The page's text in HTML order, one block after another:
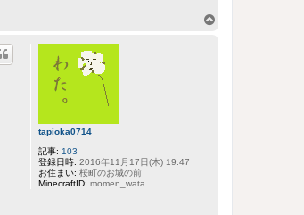
に
連
絡
す
tapioka0714
記事: 103
登録日時: 2016年11月17日(木) 19:47
お住まい: 桜町のお城の前
MinecraftID: momen_wata